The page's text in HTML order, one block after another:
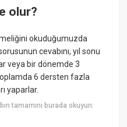
olur?
okuduğumuzda
cevabını, yıl sonu
veya bir dönemde 3
6 dersten fazla
yaparlar.
tamamını burada okuyun: